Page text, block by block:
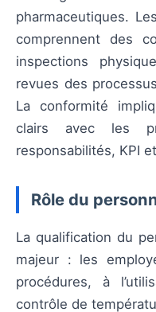
pharmaceutiques.
comprennent des
inspections
revues des
La conformité
clairs avec les
responsabilités, KPI
Rôle du
La qualification du
majeur : les
procédures, à
contrôle de